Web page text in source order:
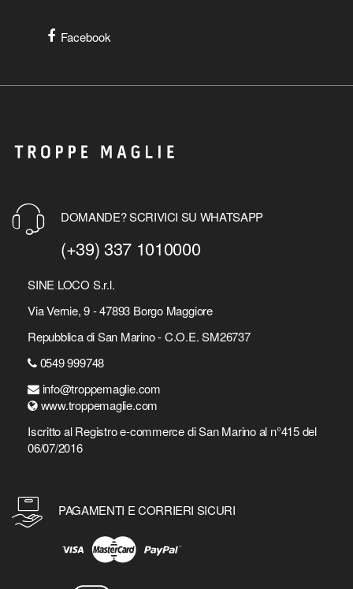
Facebook
DOMANDE? SCRIVICI SU WHATSAPP
(+39) 337 1010000
SINE LOCO S.r.l.
Via Vernie, 9 - 47893 Borgo Maggiore
Repubblica di San Marino - C.O.E. SM26737
0549 999748
info@troppemaglie.com
www.troppemaglie.com
Iscritto al Registro e-commerce di San Marino al n°415 del
06/07/2016
PAGAMENTI E CORRIERI SICURI